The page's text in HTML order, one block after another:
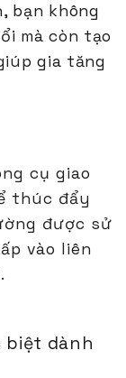
bạn không
mà còn tạo
gia tăng
cụ giao
thúc đẩy
được sử
vào liên
biệt dành